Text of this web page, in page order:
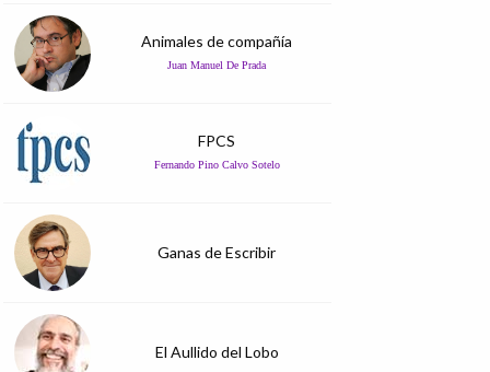
Animales de compañía
Juan Manuel De Prada
FPCS
Fernando Pino Calvo Sotelo
Ganas de Escribir
El Aullido del Lobo